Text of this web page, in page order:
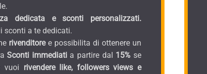
dedicata e sconti personalizzati.
sconti a te dedicati.
rivenditoree possibilita di ottenere un
Sconti immediati a partire dal 15% se
rivendere like, followers views e